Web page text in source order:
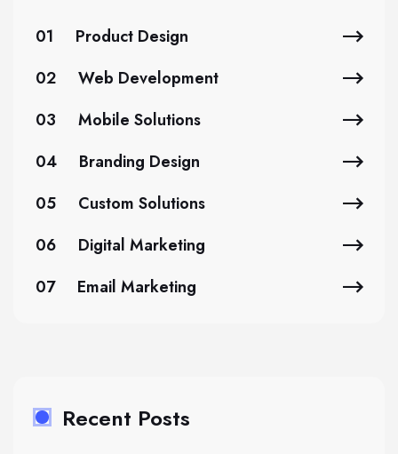
01
Product Design
02
Web Development
03
Mobile Solutions
04
Branding Design
05
Custom Solutions
06
Digital Marketing
07
Email Marketing
Recent Posts